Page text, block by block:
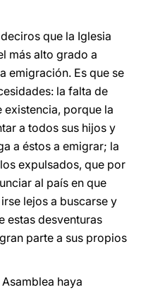
que la Iglesia
más alto grado a
emigración. Es que se
la falta de
porque la
a todos sus hijos y
a éstos a emigrar; la
expulsados, que por
al país en que
lejos a buscarse y
estas desventuras
parte a sus propios
haya